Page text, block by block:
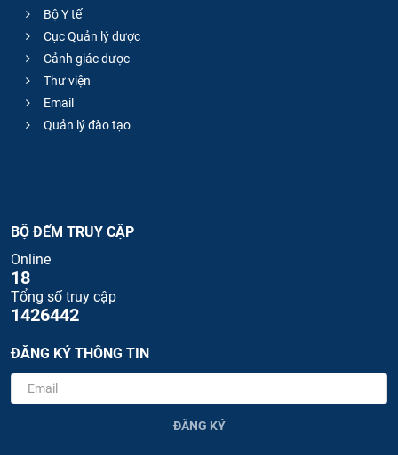
Bộ Y tế
Cục Quản lý dược
Cảnh giác dược
Thư viện
Email
Quản lý đào tạo
BỘ ĐẾM TRUY CẬP
Online
18
Tổng số truy cập
1426442
ĐĂNG KÝ THÔNG TIN
ĐĂNG KÝ